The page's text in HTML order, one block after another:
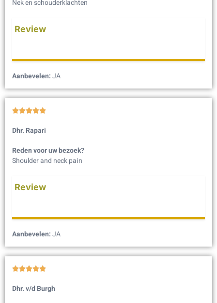
Nek en schouderklachten
Review
Aanbevelen:JA

Dhr. Rapari
Reden voor uw bezoek?
Shoulder and neck pain
Review
Aanbevelen:JA

Dhr. v/d Burgh